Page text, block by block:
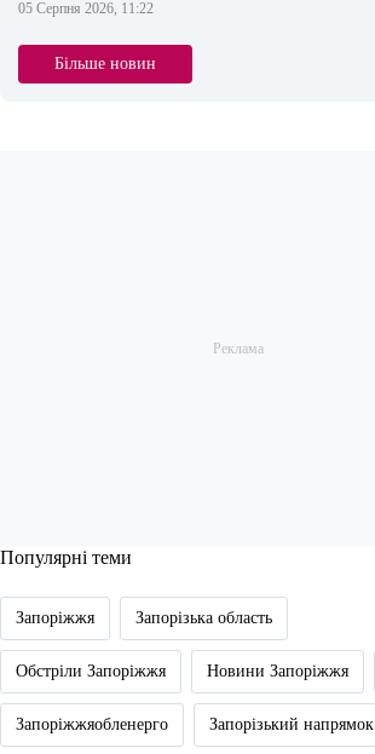
05 Серпня 2026, 11:22
Більше новин
Популярні теми
Запоріжжя Запорізька область
Обстріли Запоріжжя Новини Запоріжжя
Запоріжжяобленерго Запорізький напрямок